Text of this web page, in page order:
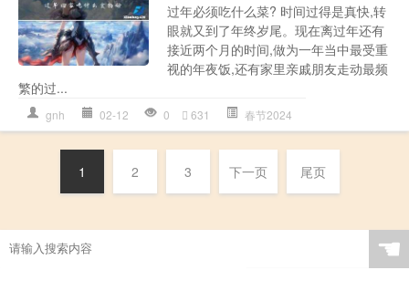
过年必须吃什么菜? 时间过得是真快,转
眼就又到了年终岁尾。现在离过年还有
接近两个月的时间,做为一年当中最受重
视的年夜饭,还有家里亲戚朋友走动最频
繁的过...
gnh 02-12 0 631 春节2024
1 2 3 下一页 尾页
☚